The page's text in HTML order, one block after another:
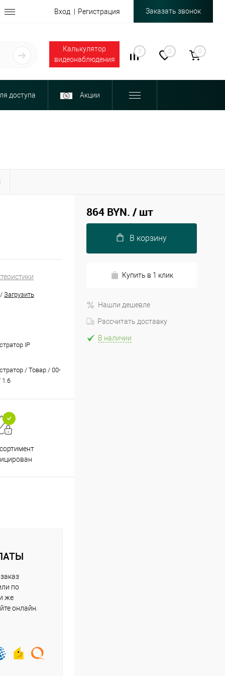
Вход Регистрация Заказать звонок
Калькулятор
видеонаблюдения
0 0 0
доступа Акции
/ Загрузить
IP
/ Товар / 00-
1.6
по
же
онлайн.
864 BYN. / шт
В корзину
Купить в 1 клик
Нашли дешевле
Рассчитать доставку
В наличии